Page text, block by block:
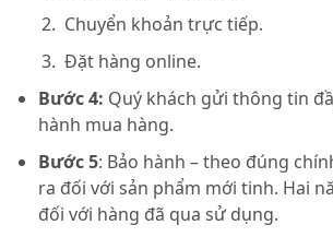
Chuyển khoản trực tiếp.
Đặt hàng online.
Bước 4: Quý khách gửi thông tin
hành mua hàng.
Bước 5: Bảo hành – theo đúng
ra đối với sản phẩm mới tinh. Hai
đối với hàng đã qua sử dụng.